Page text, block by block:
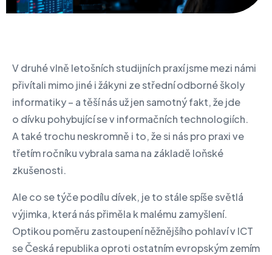
V druhé vlně letošních studijních praxí jsme mezi námi
přivítali mimo jiné i žákyni ze střední odborné školy
informatiky – a těší nás už jen samotný fakt, že jde
o dívku pohybující se v informačních technologiích.
A také trochu neskromně i to, že si nás pro praxi ve
třetím ročníku vybrala sama na základě loňské
zkušenosti.
Ale co se týče podílu dívek, je to stále spíše světlá
výjimka, která nás přiměla k malému zamyšlení.
Optikou poměru zastoupení něžnějšího pohlaví v ICT
se Česká republika oproti ostatním evropským zemím